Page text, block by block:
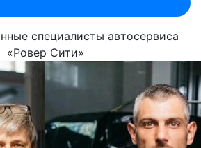
специалисты автосервиса
«Ровер Сити»